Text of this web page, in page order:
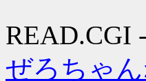
READ.CGI
ぜろちゃ